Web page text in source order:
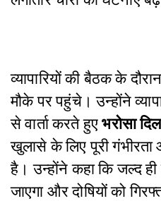
व्यापारियों की बैठक के
मौके पर पहुंचे। उन्होंने
से वार्ता करते हुए भरोसा
खुलासे के लिए पूरी
है। उन्होंने कहा कि जल्द
जाएगा और दोषियों को